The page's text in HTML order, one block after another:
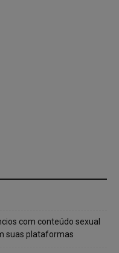
com conteúdo sexual
suas plataformas